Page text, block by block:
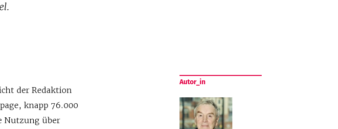
der Redaktion
knapp 76.000
Nutzung über
Autor_in